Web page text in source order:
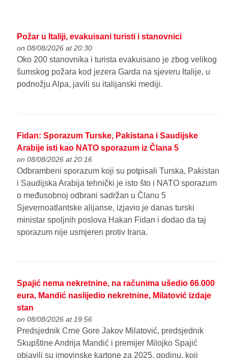
Požar u Italiji, evakuisani turisti i stanovnici
on 08/08/2026 at 20:30
Oko 200 stanovnika i turista evakuisano je zbog velikog
šumskog požara kod jezera Garda na sjeveru Italije, u
podnožju Alpa, javili su italijanski mediji.
Fidan: Sporazum Turske, Pakistana i Saudijske
Arabije isti kao NATO sporazum iz Člana 5
on 08/08/2026 at 20:16
Odbrambeni sporazum koji su potpisali Turska, Pakistan
i Saudijska Arabija tehnički je isto što i NATO sporazum
o međusobnoj odbrani sadržan u Članu 5
Sjevernoatlantske alijanse, izjavio je danas turski
ministar spoljnih poslova Hakan Fidan i dodao da taj
sporazum nije usmjeren protiv Irana.
Spajić nema nekretnine, na računima ušedio 66.000
eura, Mandić naslijedio nekretnine, Milatović izdaje
stan
on 08/08/2026 at 19:56
Predsjednik Crne Gore Jakov Milatović, predsjednik
Skupštine Andrija Mandić i premijer Milojko Spajić
objavili su imovinske kartone za 2025. godinu, koji